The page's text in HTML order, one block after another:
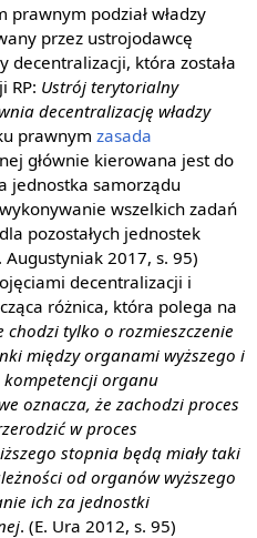
podział władzy
przez ustrojodawcę
decentralizacji, która została
RP: Ustrój terytorialny
decentralizację władzy
prawnym zasada
głównie kierowana jest do
jednostka samorządu
wszelkich zadań
pozostałych jednostek
2017, s. 95)
decentralizacji i
różnica, która polega na
tylko o rozmieszczenie
między organami wyższego i
kompetencji organu
oznacza, że zachodzi proces
w proces
stopnia będą miały taki
od organów wyższego
ich za jednostki
. (E. Ura 2012, s. 95)